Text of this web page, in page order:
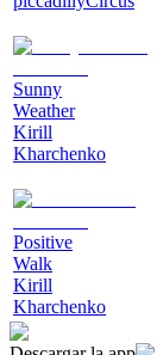
Sunny
Weather
Kirill
Kharchenko
Positive
Walk
Kirill
Kharchenko